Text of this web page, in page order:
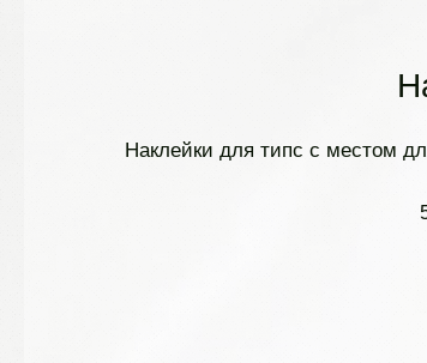
Наклейки для типс с местом